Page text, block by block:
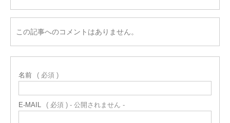
この記事へのコメントはありません。
名前 ( 必須 )
E-MAIL ( 必須 ) - 公開されません -